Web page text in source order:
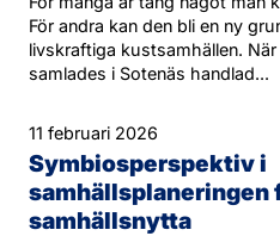
För andra kan den bli en ny
livskraftiga kustsamhällen.
samlades i Sotenäs handlad...
11 februari 2026
Symbiosperspektiv i
samhällsplaneringen
samhällsnytta